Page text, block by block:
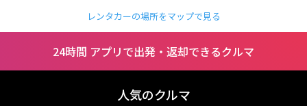
レンタカーの場所をマップで見る
24時間 アプリで出発・返却できるクルマ
人気のクルマ